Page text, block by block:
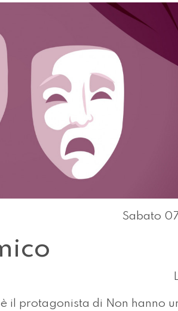
Sabato
il protagonista di Non hanno